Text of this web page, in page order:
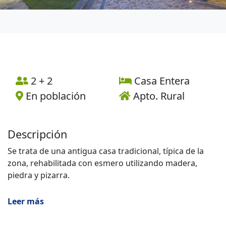
2 + 2
Casa Entera
En población
Apto. Rural
Descripción
Se trata de una antigua casa tradicional, típica de la
zona, rehabilitada con esmero utilizando madera,
piedra y pizarra.
Se compone de cinco apartamentos uno de ellos
Leer más